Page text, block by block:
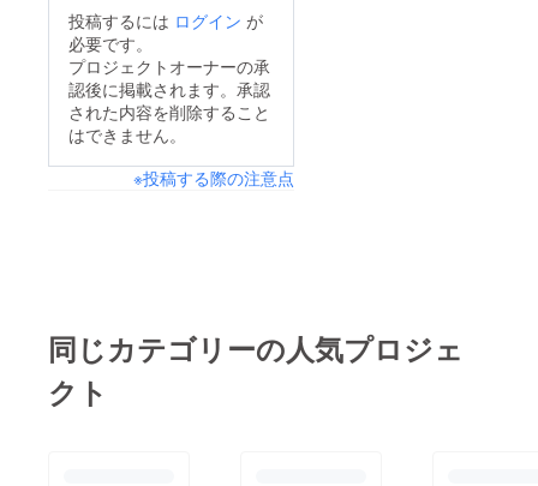
投稿するには ログイン が
必要です。
プロジェクトオーナーの承
認後に掲載されます。承認
された内容を削除すること
はできません。
※投稿する際の注意点
同じカテゴリーの人気プロジェ
クト